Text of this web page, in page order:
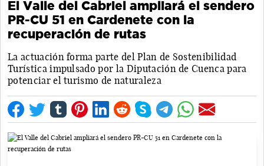
El Valle del Cabriel ampliará el sendero
PR-CU 51 en Cardenete con la
recuperación de rutas
La actuación forma parte del Plan de Sostenibilidad
Turística impulsado por la Diputación de Cuenca para
potenciar el turismo de naturaleza